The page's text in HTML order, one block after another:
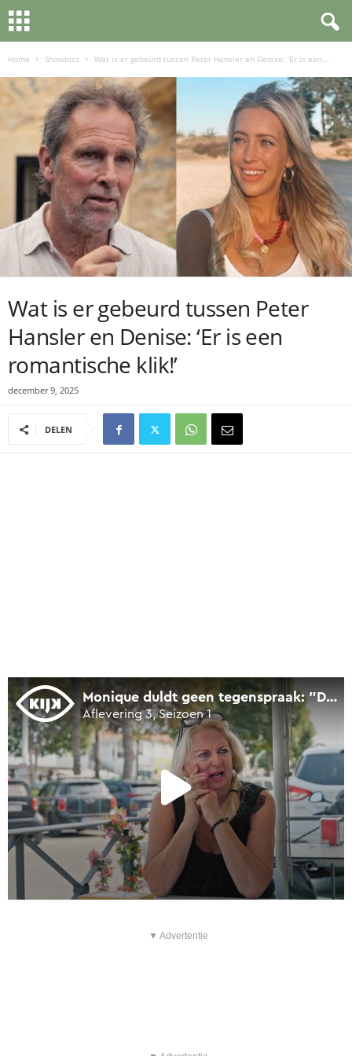
Home Showbizz Wat is er gebeurd tussen Peter Hansler en Denise: ‘Er is een...
Wat is er gebeurd tussen Peter
Hansler en Denise: ‘Er is een
romantische klik!’
december 9, 2025
DELEN
▼ Advertentie